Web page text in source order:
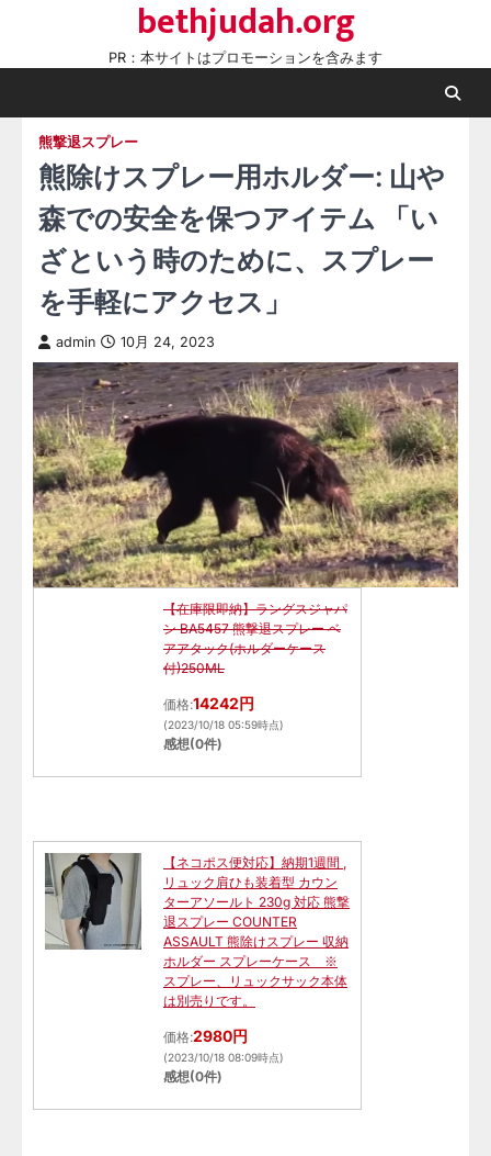
content
bethjudah.org
PR：本サイトはプロモーションを含みます
熊撃退スプレー
熊除けスプレー用ホルダー: 山や
森での安全を保つアイテム 「い
ざという時のために、スプレー
を手軽にアクセス」
admin 10月 24, 2023
【在庫限即納】ラングスジャパ
ン BA5457 熊撃退スプレー ベ
アアタック(ホルダーケース
付)250ML
価格:14242円
(2023/10/18 05:59時点)
感想(0件)
【ネコポス便対応】納期1週間 ,
リュック肩ひも装着型 カウン
ターアソールト 230g 対応 熊撃
退スプレー COUNTER
ASSAULT 熊除けスプレー 収納
ホルダー スプレーケース ※
スプレー、リュックサック本体
は別売りです。
価格:2980円
(2023/10/18 08:09時点)
感想(0件)